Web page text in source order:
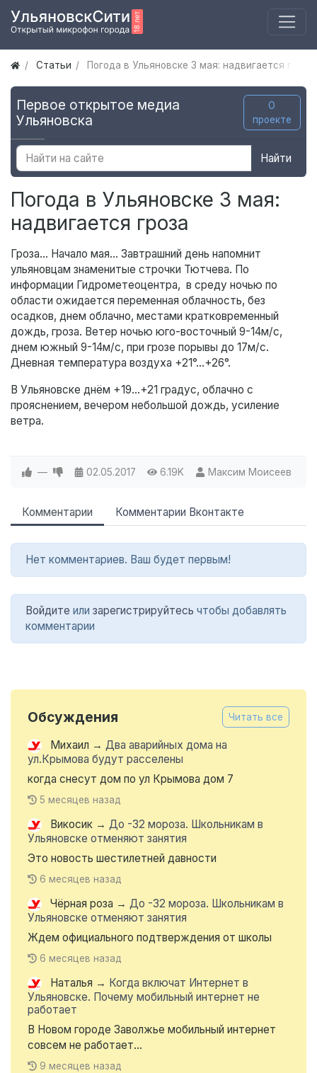
Статьи Погода в Ульяновске 3 мая: надвигается гроза
Первое открытое медиа
Ульяновска
О
проекте
Найти
Погода в Ульяновске 3 мая:
надвигается гроза
Гроза… Начало мая… Завтрашний день напомнит
ульяновцам знаменитые строчки Тютчева. По
информации Гидрометеоцентра, в среду ночью по
области ожидается переменная облачность, без
осадков, днем облачно, местами кратковременный
дождь, гроза. Ветер ночью юго-восточный 9-14м/с,
днем южный 9-14м/с, при грозе порывы до 17м/с.
Дневная температура воздуха +21°…+26°.
В Ульяновске днём +19...+21 градус, облачно с
прояснением, вечером небольшой дождь, усиление
ветра.
— 02.05.2017 6.19K Максим Моисеев
Комментарии Комментарии Вконтакте
Нет комментариев. Ваш будет первым!
Войдите или зарегистрируйтесь чтобы добавлять
комментарии
Обсуждения Читать все
Михаил → Два аварийных дома на
ул.Крымова будут расселены
когда снесут дом по ул Крымова дом 7
5 месяцев назад
Викосик → До -32 мороза. Школьникам в
Ульяновске отменяют занятия
Это новость шестилетней давности
6 месяцев назад
Чёрная роза → До -32 мороза. Школьникам в
Ульяновске отменяют занятия
Ждем официального подтверждения от школы
6 месяцев назад
Наталья → Когда включат Интернет в
Ульяновске. Почему мобильный интернет не
работает
В Новом городе Заволжье мобильный интернет
совсем не работает...
9 месяцев назад